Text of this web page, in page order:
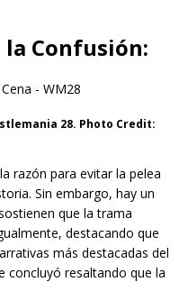
la Confusión:
28. Photo Credit:
razón para evitar la pelea
Sin embargo, hay un
que la trama
destacando que
más destacadas del
concluyó resaltando que la